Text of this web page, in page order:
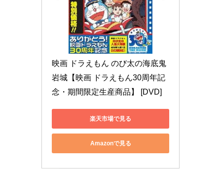
映画 ドラえもん のび太の海底鬼
岩城【映画 ドラえもん30周年記
念・期間限定生産商品】 [DVD]
楽天市場で見る
Amazonで見る